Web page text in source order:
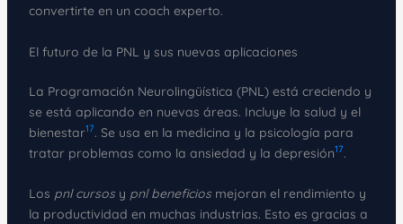
convertirte en un coach experto.
El futuro de la PNL y sus nuevas aplicaciones
La Programación Neurolingüística (PNL) está creciendo y
se está aplicando en nuevas áreas. Incluye la salud y el
bienestar17. Se usa en la medicina y la psicología para
tratar problemas como la ansiedad y la depresión17.
Los pnl cursosy pnl beneficiosmejoran el rendimiento y
la productividad en muchas industrias. Esto es gracias a